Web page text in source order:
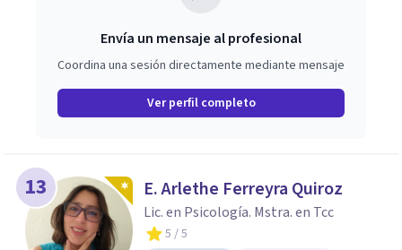
Envía un mensaje al profesional
Coordina una sesión directamente mediante mensaje
Ver perfil completo
13 E. Arlethe Ferreyra Quiroz
Lic. en Psicología. Mstra. en Tcc
5 / 5